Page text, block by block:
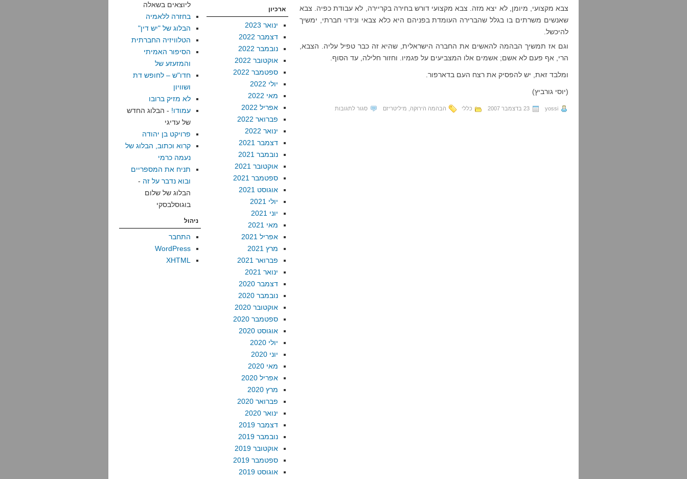
צבא מקצועי, מיומן, לא יצא מזה. צבא מקצועי דורש בחירה בקריירה, לא עבודת כפיה. צבא
שאנשים משרתים בו בגלל שהברירה העומדת בפניהם היא כלא צבאי ונידוי חברתי, ימשיך
להיכשל.
וגם אז תמשיך הבהמה להאשים את החברה הישראלית, שהיא זה כבר טפיל עליה. הצבא,
הרי, אף פעם לא אשם; אשמים אלו המצביעים על פגמיו. וחזור חלילה, עד הסוף.
ומלבד זאת, יש להפסיק את רצח העם בדארפור.
(יוסי גורביץ)
yossi 23 בדצמבר 2007 כללי הבהמה הירוקה מיליטריזם סגור לתגובותעל
ארכיון
ינואר 2023
דצמבר 2022
נובמבר 2022
אוקטובר 2022
ספטמבר 2022
יולי 2022
מאי 2022
אפריל 2022
פברואר 2022
ינואר 2022
דצמבר 2021
נובמבר 2021
אוקטובר 2021
ספטמבר 2021
אוגוסט 2021
יולי 2021
יוני 2021
מאי 2021
אפריל 2021
מרץ 2021
פברואר 2021
ינואר 2021
דצמבר 2020
נובמבר 2020
אוקטובר 2020
ספטמבר 2020
אוגוסט 2020
יולי 2020
יוני 2020
מאי 2020
אפריל 2020
מרץ 2020
פברואר 2020
ינואר 2020
דצמבר 2019
נובמבר 2019
אוקטובר 2019
ספטמבר 2019
אוגוסט 2019
ליוצאים בשאלה
בחזרה ללאמיה
הבלוג של "יש דין"
הטלוויזיה החברתית
הסיפור האמיתי
והמזעזע של
חדו"ש – לחופש דת
ושוויון
לא מזיק ברובו
עמודו! - הבלוג החדש
של עדיגי
פרויקט בן יהודה
קרוא וכתוב, הבלוג של
נעמה כרמי
תניח את המספריים
ובוא נדבר על זה -
הבלוג של שלום
בוגוסלבסקי
ניהול
התחבר
WordPress
XHTML